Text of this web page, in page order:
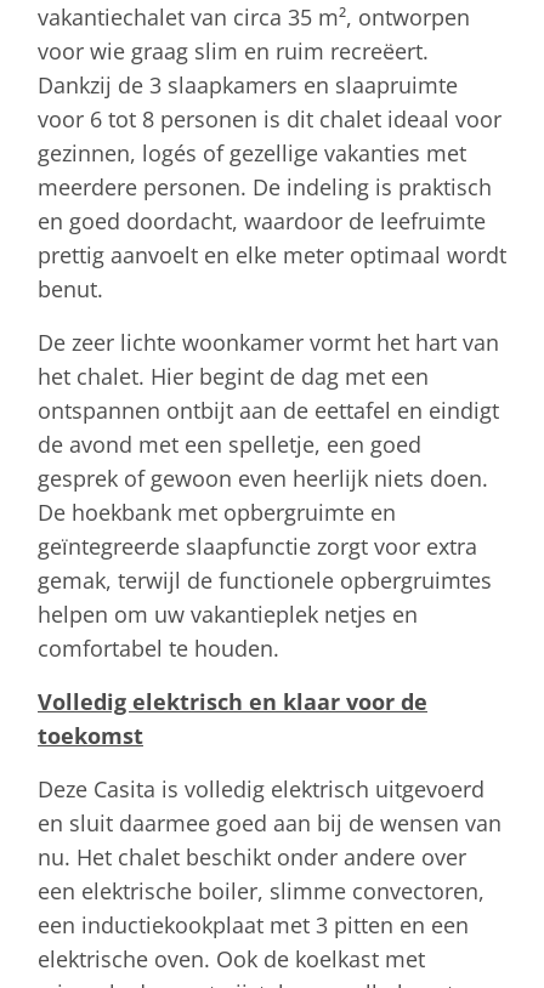
vakantiechalet van circa 35 m², ontworpen
voor wie graag slim en ruim recreëert.
Dankzij de 3 slaapkamers en slaapruimte
voor 6 tot 8 personen is dit chalet ideaal voor
gezinnen, logés of gezellige vakanties met
meerdere personen. De indeling is praktisch
en goed doordacht, waardoor de leefruimte
prettig aanvoelt en elke meter optimaal wordt
benut.
De zeer lichte woonkamer vormt het hart van
het chalet. Hier begint de dag met een
ontspannen ontbijt aan de eettafel en eindigt
de avond met een spelletje, een goed
gesprek of gewoon even heerlijk niets doen.
De hoekbank met opbergruimte en
geïntegreerde slaapfunctie zorgt voor extra
gemak, terwijl de functionele opbergruimtes
helpen om uw vakantieplek netjes en
comfortabel te houden.
Volledig elektrisch en klaar voor de
toekomst
Deze Casita is volledig elektrisch uitgevoerd
en sluit daarmee goed aan bij de wensen van
nu. Het chalet beschikt onder andere over
een elektrische boiler, slimme convectoren,
een inductiekookplaat met 3 pitten en een
elektrische oven. Ook de koelkast met